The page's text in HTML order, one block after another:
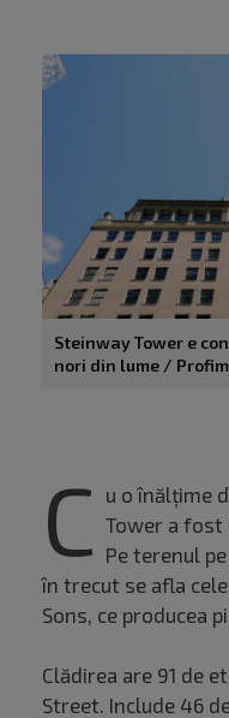
Steinway Tower e
nori din lume /
C u o înălțime
Tower a fost
Pe terenul
în trecut se afla
Sons, ce producea
Clădirea are 91 de
Street. Include 46